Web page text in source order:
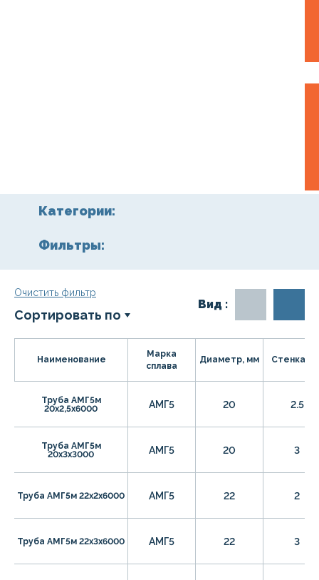
Категории:
Очистить фильтр
Сортировать по
Вид :
Фильтры:
Наименование
Марка
сплава
Диаметр, мм Стенка,
Труба АМГ5м
20х2,5х6000
АМГ5 20 2.5
Труба АМГ5м
20х3х3000
АМГ5 20 3
Труба АМГ5м 22х2х6000 АМГ5 22 2
Труба АМГ5м 22х3х6000 АМГ5 22 3